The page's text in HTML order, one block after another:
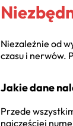
Niezależnie od
czasu i nerwów.
Jakie dane
Przede
najczęściej